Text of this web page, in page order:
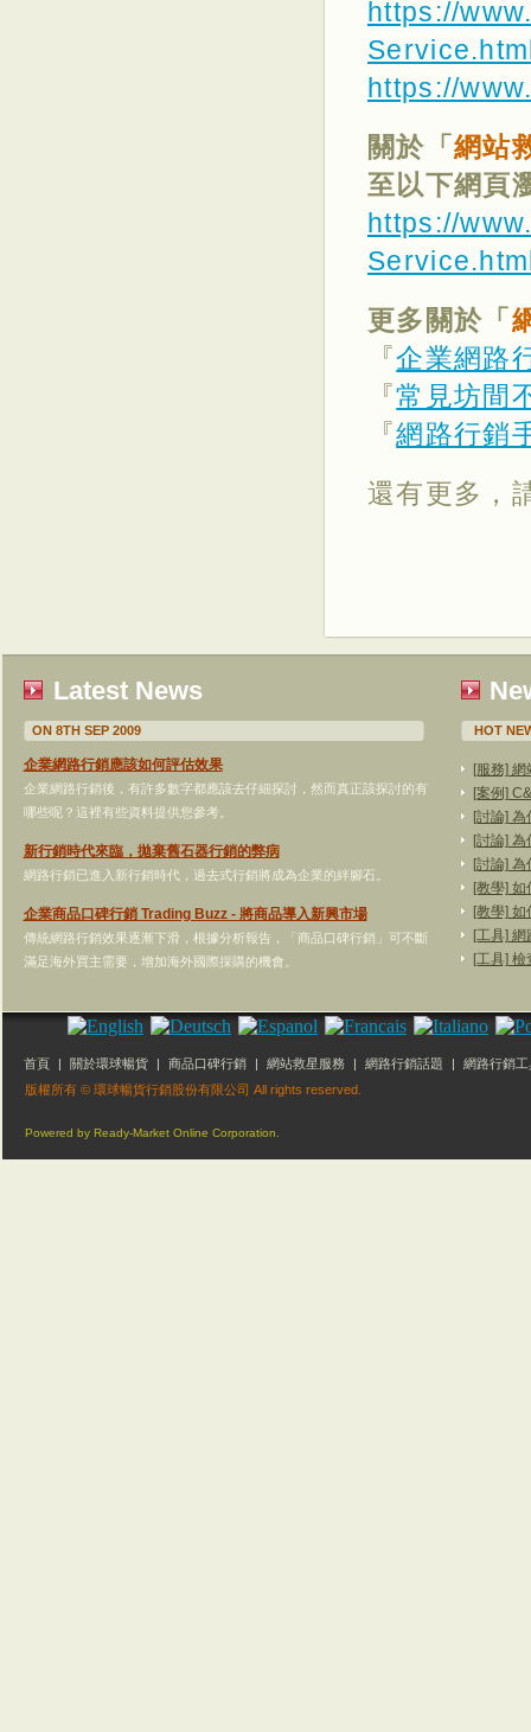
https://
https://
關於「 網站
至以下網頁
https://
更多關於「
『企業網路
『常見坊間
『網路行銷
還有更多，
Latest News
ON 8TH SEP 2009
企業網路行銷應該如何評估效果
企業網路行銷後，有許多數字都應該去仔細探討，然而真正該探討的有
哪些呢？這裡有些資料提供您參考。
新行銷時代來臨，拋棄舊石器行銷的弊病
網路行銷已進入新行銷時代，過去式行銷將成為企業的絆腳石。
企業商品口碑行銷 Trading Buzz - 將商品導入新興市場
傳統網路行銷效果逐漸下滑，根據分析報告，「商品口碑行銷」可不斷
滿足海外買主需要，增加海外國際採購的機會。
HOT
[服務]
[案例]
[討論]
[討論]
[討論]
[教學]
[教學]
[工具]
[工具]
首頁 | 關於環球暢貨 | 商品口碑行銷 | 網站救星服務 | 網路行銷話題 |
網路行銷工
版權所有 © 環球暢貨行銷股份有限公司 All rights reserved.
Powered by Ready-Market Online Corporation.